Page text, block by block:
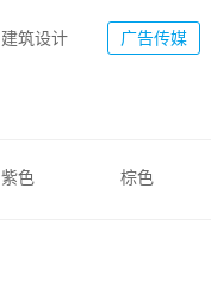
建筑设计 广告传媒
紫色 棕色